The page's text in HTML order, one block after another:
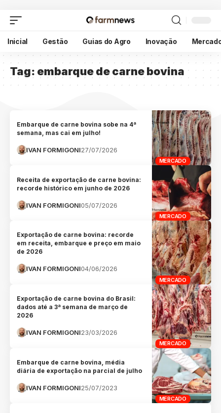
Inicial Gestão Guias do Agro Inovação
Tag: embarque de carne bovina
MERCADO
Embarque de carne bovina sobe na 4ª
semana, mas cai em julho!
IVAN FORMIGONI27/07/2026
MERCADO
Receita de exportação de carne bovina:
recorde histórico em junho de 2026
IVAN FORMIGONI05/07/2026
MERCADO
Exportação de carne bovina: recorde
em receita, embarque e preço em maio
de 2026
IVAN FORMIGONI04/06/2026
MERCADO
Exportação de carne bovina do Brasil:
dados até a 3ª semana de março de
2026
IVAN FORMIGONI23/03/2026
MERCADO
Embarque de carne bovina, média
diária de exportação na parcial de julho
IVAN FORMIGONI25/07/2023